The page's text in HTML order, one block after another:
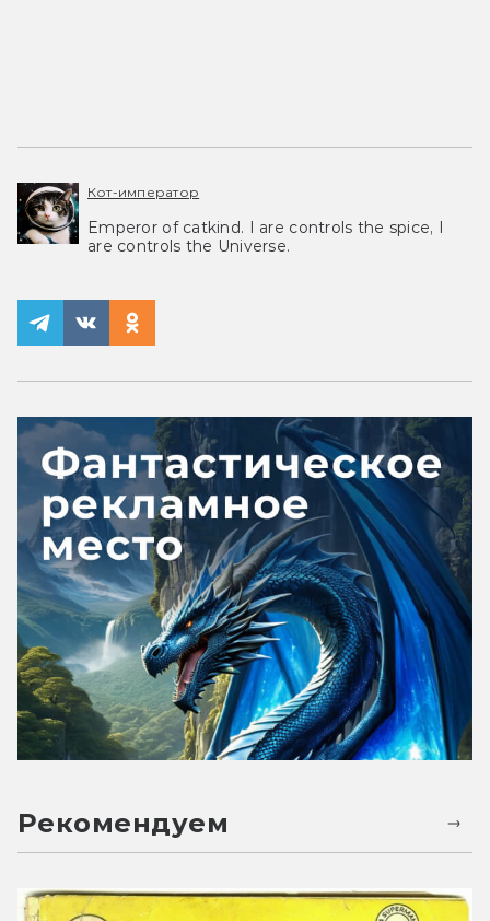
Кот-император
Emperor of catkind. I are controls the spice, I
are controls the Universe.
Рекомендуем